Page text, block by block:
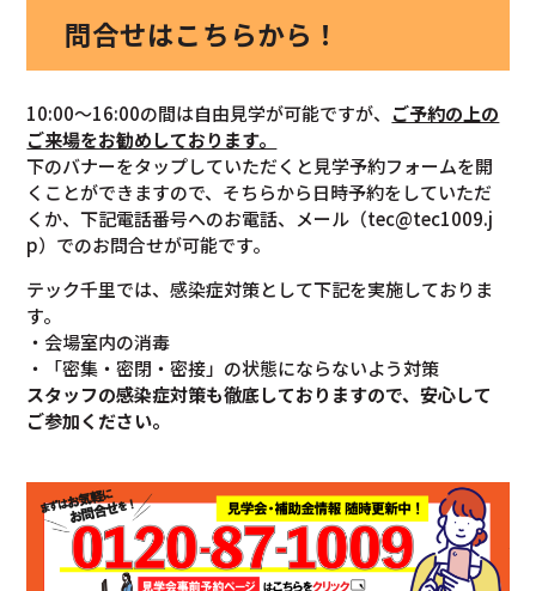
問合せはこちらから！
10:00～16:00の間は自由見学が可能ですが、 ご予約の上の
ご来場をお勧めしております。
下のバナーをタップしていただくと見学予約フォームを開
くことができますので、そちらから日時予約をしていただ
くか、下記電話番号へのお電話、メール（tec@tec1009.j
p）でのお問合せが可能です。
テック千里では、感染症対策として下記を実施しておりま
す。
・会場室内の消毒
・「密集・密閉・密接」の状態にならないよう対策
スタッフの感染症対策も徹底しておりますので、安心して
ご参加ください。